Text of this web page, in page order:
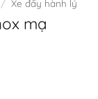
/ Xe đẩy hành lý
mạ